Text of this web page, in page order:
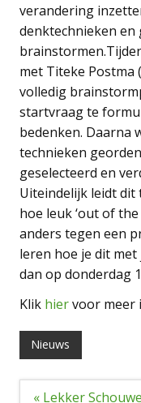
verandering
denktechnieken en
met Titeke Postma
volledig
startvraag te
bedenken. Daarna
technieken
geselecteerd en
Uiteindelijk leidt dit
hoe leuk ‘out of the
anders tegen een
leren hoe je dit
dan op donderdag
Klik hiervoor meer
Nieuws
Bericht
« Lekker